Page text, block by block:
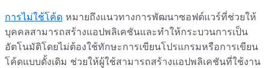
การไม่ใช้โค้ด หมายถึงแนวทางการพัฒนาซอฟต์แวร์ที่ช่วยให้
บุคคลสามารถสร้างแอปพลิเคชันและทำให้กระบวนการเป็น
อัตโนมัติโดยไม่ต้องใช้ทักษะการเขียนโปรแกรมหรือการเขียน
โค้ดแบบดั้งเดิม ช่วยให้ผู้ใช้สามารถสร้างแอปพลิเคชันที่ใช้งาน